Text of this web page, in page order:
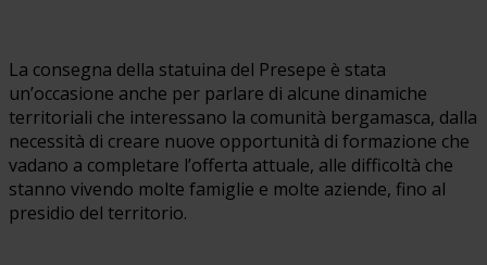
La consegna della statuina del Presepe è stata
un’occasione anche per parlare di alcune dinamiche
territoriali che interessano la comunità bergamasca, dalla
necessità di creare nuove opportunità di formazione che
vadano a completare l’offerta attuale, alle difficoltà che
stanno vivendo molte famiglie e molte aziende, fino al
presidio del territorio.